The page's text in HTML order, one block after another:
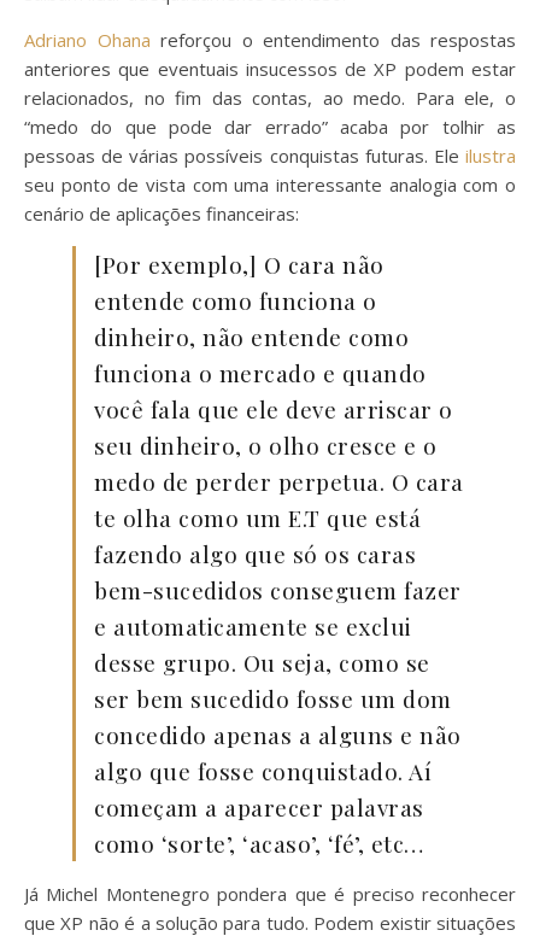
Adriano Ohana reforçou o entendimento das respostas
anteriores que eventuais insucessos de XP podem estar
relacionados, no fim das contas, ao medo. Para ele, o
“medo do que pode dar errado” acaba por tolhir as
pessoas de várias possíveis conquistas futuras. Ele ilustra
seu ponto de vista com uma interessante analogia com o
cenário de aplicações financeiras:
[Por exemplo,] O cara não
entende como funciona o
dinheiro, não entende como
funciona o mercado e quando
você fala que ele deve arriscar o
seu dinheiro, o olho cresce e o
medo de perder perpetua. O cara
te olha como um E.T que está
fazendo algo que só os caras
bem-sucedidos conseguem fazer
e automaticamente se exclui
desse grupo. Ou seja, como se
ser bem sucedido fosse um dom
concedido apenas a alguns e não
algo que fosse conquistado. Aí
começam a aparecer palavras
como ‘sorte’, ‘acaso’, ‘fé’, etc…
Já Michel Montenegro pondera que é preciso reconhecer
que XP não é a solução para tudo. Podem existir situações